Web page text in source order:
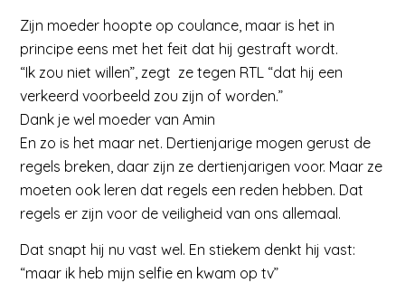
Zijn moeder hoopte op coulance, maar is het in
principe eens met het feit dat hij gestraft wordt.
“Ik zou niet willen”, zegt ze tegen RTL “dat hij een
verkeerd voorbeeld zou zijn of worden.”
Dank je wel moeder van Amin
En zo is het maar net. Dertienjarige mogen gerust de
regels breken, daar zijn ze dertienjarigen voor. Maar ze
moeten ook leren dat regels een reden hebben. Dat
regels er zijn voor de veiligheid van ons allemaal.
Dat snapt hij nu vast wel. En stiekem denkt hij vast:
“maar ik heb mijn selfie en kwam op tv”